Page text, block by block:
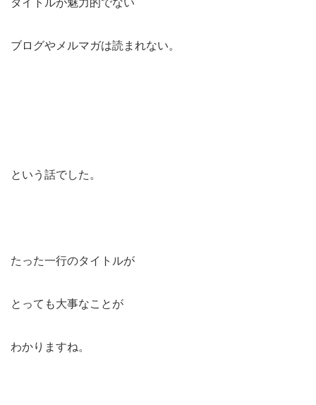
ブログやメルマガは読まれない。
という話でした。
たった一行のタイトルが
とっても大事なことが
わかりますね。